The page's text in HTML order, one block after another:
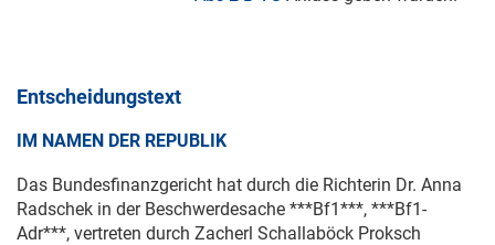
Entscheidungstext
IM NAMEN DER REPUBLIK
Das Bundesfinanzgericht hat durch die Richterin Dr. Anna
Radschek in der Beschwerdesache ***Bf1***, ***Bf1-
Adr***, vertreten durch Zacherl Schallaböck Proksch